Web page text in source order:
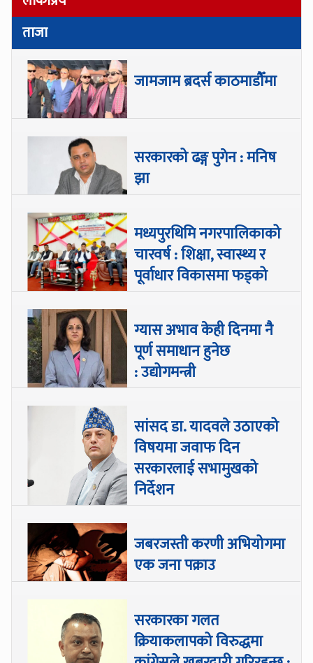
ताजा
जामजाम ब्रदर्स काठमाडौँमा
सरकारको ढङ्ग पुगेन : मनिष
झा
मध्यपुरथिमि नगरपालिकाको
चारवर्ष : शिक्षा, स्वास्थ्य र
पूर्वाधार विकासमा फड्को
ग्यास अभाव केही दिनमा नै
पूर्ण समाधान हुनेछ
: उद्योगमन्त्री
सांसद डा‍‍. यादवले उठाएको
विषयमा जवाफ दिन
सरकारलाई सभामुखको
निर्देशन
जबरजस्ती करणी अभियोगमा
एक जना पक्राउ
सरकारका गलत
क्रियाकलापको विरुद्धमा